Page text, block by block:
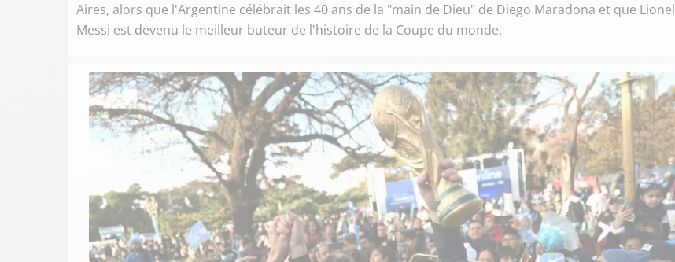
Aires, alors que l'Argentine célébrait les 40 ans de la "main de Dieu" de Diego Maradona et que Lionel
Messi est devenu le meilleur buteur de l'histoire de la Coupe du monde.